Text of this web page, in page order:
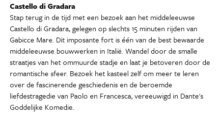
Castello di Gradara
Stap terug in de tijd met een bezoek aan het middeleeuwse
Castello di Gradara, gelegen op slechts 15 minuten rijden van
Gabicce Mare. Dit imposante fort is één van de best bewaarde
middeleeuwse bouwwerken in Italië. Wandel door de smalle
straatjes van het ommuurde stadje en laat je betoveren door de
romantische sfeer. Bezoek het kasteel zelf om meer te leren
over de fascinerende geschiedenis en de beroemde
liefdestragedie van Paolo en Francesca, vereeuwigd in Dante's
Goddelijke Komedie.